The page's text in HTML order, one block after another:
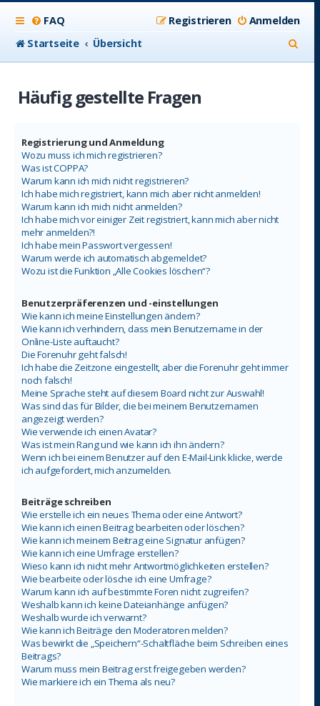
FAQ Anmelden
Registrieren
Startseite
Übersicht
u
Häufig gestellte Fragen
Registrierung und Anmeldung
Wozu muss ich mich registrieren?
Was ist COPPA?
Warum kann ich mich nicht registrieren?
Ich habe mich registriert, kann mich aber nicht anmelden!
Warum kann ich mich nicht anmelden?
Ich habe mich vor einiger Zeit registriert, kann mich aber nicht
mehr anmelden?!
Ich habe mein Passwort vergessen!
Warum werde ich automatisch abgemeldet?
Wozu ist die Funktion „Alle Cookies löschen“?
Benutzerpräferenzen und -einstellungen
Wie kann ich meine Einstellungen ändern?
Wie kann ich verhindern, dass mein Benutzername in der
Online-Liste auftaucht?
Die Forenuhr geht falsch!
Ich habe die Zeitzone eingestellt, aber die Forenuhr geht immer
noch falsch!
Meine Sprache steht auf diesem Board nicht zur Auswahl!
Was sind das für Bilder, die bei meinem Benutzernamen
angezeigt werden?
Wie verwende ich einen Avatar?
Was ist mein Rang und wie kann ich ihn ändern?
Wenn ich bei einem Benutzer auf den E-Mail-Link klicke, werde
ich aufgefordert, mich anzumelden.
Beiträge schreiben
Wie erstelle ich ein neues Thema oder eine Antwort?
Wie kann ich einen Beitrag bearbeiten oder löschen?
Wie kann ich meinem Beitrag eine Signatur anfügen?
Wie kann ich eine Umfrage erstellen?
Wieso kann ich nicht mehr Antwortmöglichkeiten erstellen?
Wie bearbeite oder lösche ich eine Umfrage?
Warum kann ich auf bestimmte Foren nicht zugreifen?
Weshalb kann ich keine Dateianhänge anfügen?
Weshalb wurde ich verwarnt?
Wie kann ich Beiträge den Moderatoren melden?
Was bewirkt die „Speichern“-Schaltfläche beim Schreiben eines
Beitrags?
Warum muss mein Beitrag erst freigegeben werden?
Wie markiere ich ein Thema als neu?